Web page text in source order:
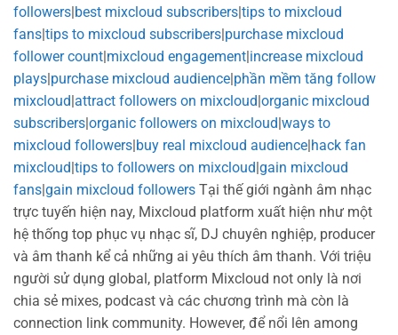
followers|best mixcloud subscribers|tips to mixcloud
fans|tips to mixcloud subscribers|purchase mixcloud
follower count|mixcloud engagement|increase mixcloud
plays|purchase mixcloud audience|phần mềm tăng follow
mixcloud|attract followers on mixcloud|organic mixcloud
subscribers|organic followers on mixcloud|ways to
mixcloud followers|buy real mixcloud audience|hack fan
mixcloud|tips to followers on mixcloud|gain mixcloud
fans|gain mixcloud followers Tại thế giới ngành âm nhạc
trực tuyến hiện nay, Mixcloud platform xuất hiện như một
hệ thống top phục vụ nhạc sĩ, DJ chuyên nghiệp, producer
và âm thanh kể cả những ai yêu thích âm thanh. Với triệu
người sử dụng global, platform Mixcloud not only là nơi
chia sẻ mixes, podcast và các chương trình mà còn là
connection link community. However, để nổi lên among